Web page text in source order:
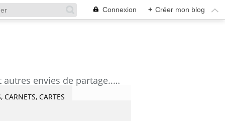
Connexion + Créer mon blog
découvrez mes aquarelles, mes tutoriels, mes coups de coeur lecture et artistes et autres envies de partage....Céline Castaingt-T.
CARNETS, CARTES